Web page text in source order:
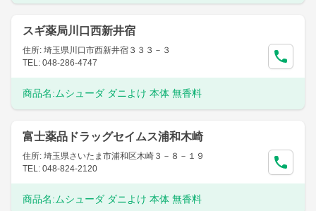
スギ薬局川口西新井宿
住所: 埼玉県川口市西新井宿３３３－３
TEL: 048-286-4747
商品名: ムシューダ ダニよけ 本体 無香料
富士薬品ドラッグセイムス浦和木崎
住所: 埼玉県さいたま市浦和区木崎３－８－１９
TEL: 048-824-2120
商品名: ムシューダ ダニよけ 本体 無香料